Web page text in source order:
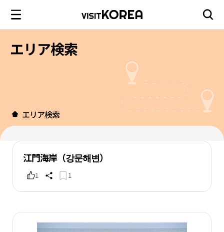
エリア検索
エリア検索
江門海岸（강문해변）
1 1